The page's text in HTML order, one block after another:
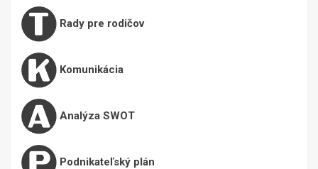
Rady pre rodičov
Komunikácia
Analýza SWOT
Podnikateľský plán